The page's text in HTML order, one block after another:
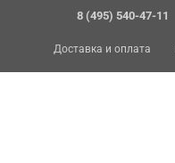
8 (495) 540-47-11
Доставка и оплата